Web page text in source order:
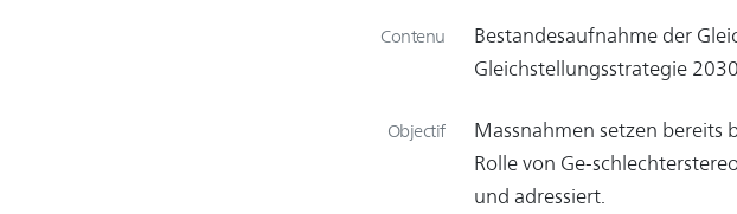
Contenu
Bestandesaufnahme der
Gleichstellungsstrategie 2030.
Objectif
Massnahmen setzen bereits
Rolle von Ge-
und adressiert.